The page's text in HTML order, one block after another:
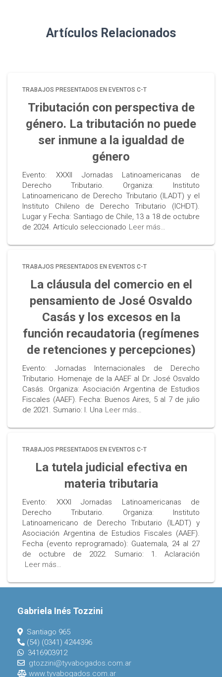
Artículos Relacionados
TRABAJOS PRESENTADOS EN EVENTOS C-T
Tributación con perspectiva de
género. La tributación no puede
ser inmune a la igualdad de
género
Evento: XXXII Jornadas Latinoamericanas de
Derecho Tributario. Organiza: Instituto
Latinoamericano de Derecho Tributario (ILADT) y el
Instituto Chileno de Derecho Tributario (ICHDT).
Lugar y Fecha: Santiago de Chile, 13 a 18 de octubre
de 2024. Artículo seleccionado Leer más…
TRABAJOS PRESENTADOS EN EVENTOS C-T
La cláusula del comercio en el
pensamiento de José Osvaldo
Casás y los excesos en la
función recaudatoria (regímenes
de retenciones y percepciones)
Evento: Jornadas Internacionales de Derecho
Tributario. Homenaje de la AAEF al Dr. José Osvaldo
Casás. Organiza: Asociación Argentina de Estudios
Fiscales (AAEF). Fecha: Buenos Aires, 5 al 7 de julio
de 2021. Sumario: I. Una Leer más…
TRABAJOS PRESENTADOS EN EVENTOS C-T
La tutela judicial efectiva en
materia tributaria
Evento: XXXI Jornadas Latinoamericanas de
Derecho Tributario. Organiza: Instituto
Latinoamericano de Derecho Tributario (ILADT) y
Asociación Argentina de Estudios Fiscales (AAEF).
Fecha (evento reprogramado): Guatemala, 24 al 27
de octubre de 2022. Sumario: 1. Aclaración
Leer más…
Gabriela Inés Tozzini
Santiago 965
(54) (0341) 4244396
3416903912
gtozzini@tyvabogados.com.ar
www.tyvabogados.com.ar